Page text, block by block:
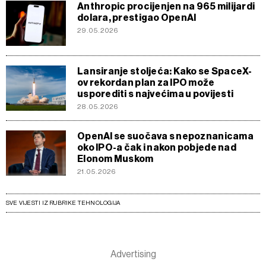
Anthropic procijenjen na 965 milijardi
dolara, prestigao OpenAI
29.05.2026
Lansiranje stoljeća: Kako se SpaceX-
ov rekordan plan za IPO može
usporediti s najvećima u povijesti
28.05.2026
OpenAI se suočava s nepoznanicama
oko IPO-a čak i nakon pobjede nad
Elonom Muskom
21.05.2026
SVE VIJESTI IZ RUBRIKE TEHNOLOGIJA